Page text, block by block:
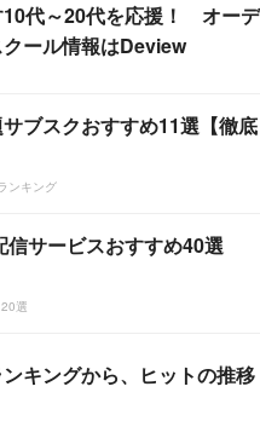
10代～20代を応援！ オーデ
ール情報はDeview
ブスクおすすめ11選【徹底
ンキング
信サービスおすすめ40選
選
キングから、ヒットの推移